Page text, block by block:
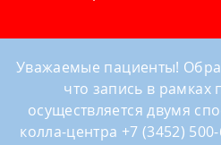
Уважаемые пациенты!
что запись в
осуществляется двумя
колла-центра +7 (3452)